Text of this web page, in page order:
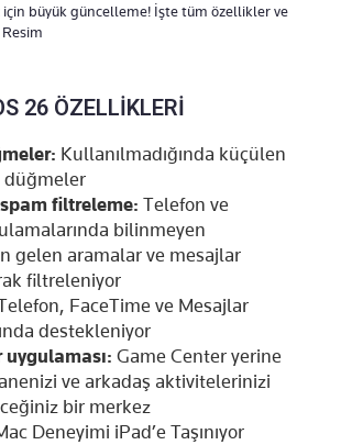
için büyük güncelleme! İşte tüm özellikler ve
26 ÖZELLİKLERİ
Kullanılmadığında küçülen
düğmeler
filtreleme: Telefon ve
bilinmeyen
gelen aramalar ve mesajlar
filtreleniyor
FaceTime ve Mesajlar
destekleniyor
Game Center yerine
ve arkadaş aktivitelerinizi
bir merkez
Deneyimi iPad’e Taşınıyor